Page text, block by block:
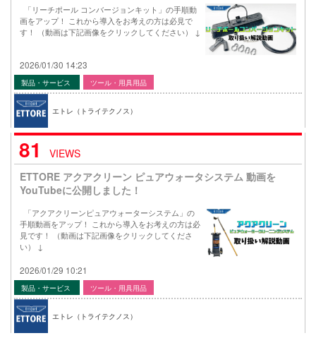
「リーチポール コンバージョンキット」の手順動
画をアップ！ これから導入をお考えの方は必見で
す！ （動画は下記画像をクリックしてください） ↓
2026/01/30 14:23
製品・サービス ツール・用具用品
エトレ（トライテクノス）
81
VIEWS
ETTORE アクアクリーン ピュアウォータシステム 動画を
YouTubeに公開しました！
「アクアクリーンピュアウォーターシステム」の
手順動画をアップ！ これから導入をお考えの方は必
見です！ （動画は下記画像をクリックしてくださ
い） ↓
2026/01/29 10:21
製品・サービス ツール・用具用品
エトレ（トライテクノス）